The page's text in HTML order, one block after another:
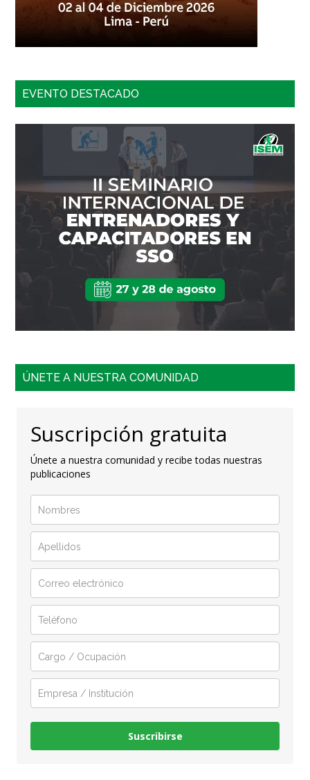
EVENTO DESTACADO
ÚNETE A NUESTRA COMUNIDAD
Suscripción gratuita
Únete a nuestra comunidad y recibe todas nuestras
publicaciones
Suscribirse